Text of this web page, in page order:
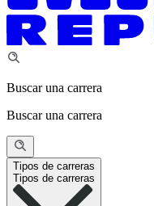
Buscar una carrera
Buscar una carrera
Tipos de carreras
Tipos de carreras